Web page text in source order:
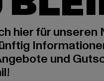
hier für unseren
und